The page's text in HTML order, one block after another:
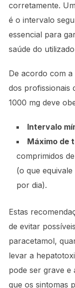
corretamente.
é o intervalo
essencial para
saúde do
De acordo com
dos profissionais
1000 mg deve
Intervalo
Máximo de
comprimidos
(o que
por dia).
Estas
de evitar
paracetamol,
levar a
pode ser grave e
que os sintomas